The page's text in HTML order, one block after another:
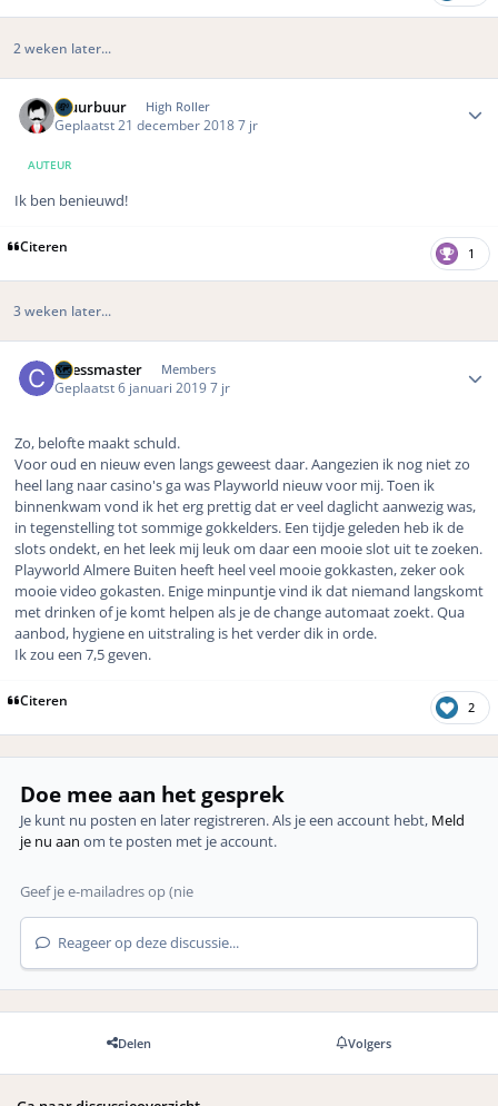
2 weken later...
Gluurbuur High Roller
Geplaatst 21 december 20187 jr
AUTEUR
Ik ben benieuwd!
Citeren 1
3 weken later...
Chessmaster Members
Geplaatst6 januari 20197 jr
Zo, belofte maakt schuld.
Voor oud en nieuw even langs geweest daar. Aangezien ik nog niet zo
heel lang naar casino's ga was Playworld nieuw voor mij. Toen ik
binnenkwam vond ik het erg prettig dat er veel daglicht aanwezig was,
in tegenstelling tot sommige gokkelders. Een tijdje geleden heb ik de
slots ondekt, en het leek mij leuk om daar een mooie slot uit te zoeken.
Playworld Almere Buiten heeft heel veel mooie gokkasten, zeker ook
mooie video gokasten. Enige minpuntje vind ik dat niemand langskomt
met drinken of je komt helpen als je de change automaat zoekt. Qua
aanbod, hygiene en uitstraling is het verder dik in orde.
Ik zou een 7,5 geven.
Citeren 2
Doe mee aan het gesprek
Je kunt nu posten en later registreren. Als je een account hebt, Meld
je nu aan om te posten met je account.
Reageer op deze discussie...
Delen Volgers